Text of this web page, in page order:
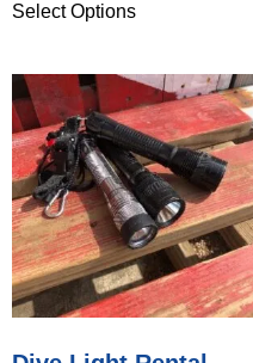
Select Options